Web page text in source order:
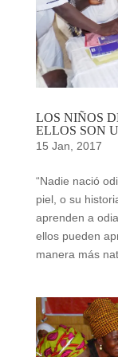
LOS NIÑOS
ELLOS SON
15 Jan, 2017
“Nadie nació
piel, o su
aprenden a
ellos pueden
manera más